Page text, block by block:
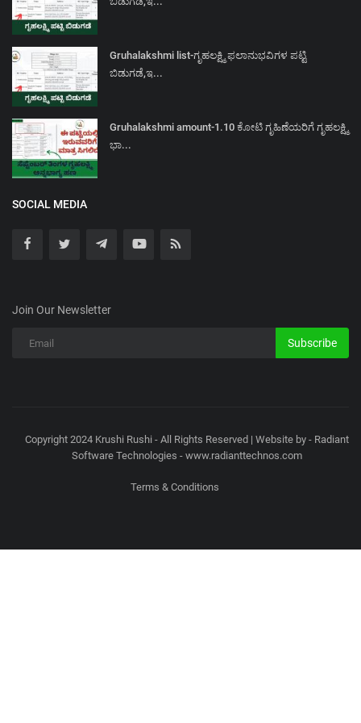
Gruhalakshmi list-ಗೃಹಲಕ್ಷ್ಮಿ ಫಲಾನುಭವಿಗಳ ಪಟ್ಟಿ
ಬಿಡುಗಡೆ,ಇ...
Gruhalakshmi amount-1.10 ಕೋಟಿ ಗೃಹಿಣೆಯರಿಗೆ ಗೃಹಲಕ್ಷ್ಮಿ
ಭಾ...
SOCIAL MEDIA
Join Our Newsletter
Subscribe
Copyright 2024 Krushi Rushi - All Rights Reserved | Website by - Radiant
Software Technologies - www.radianttechnos.com
Terms & Conditions